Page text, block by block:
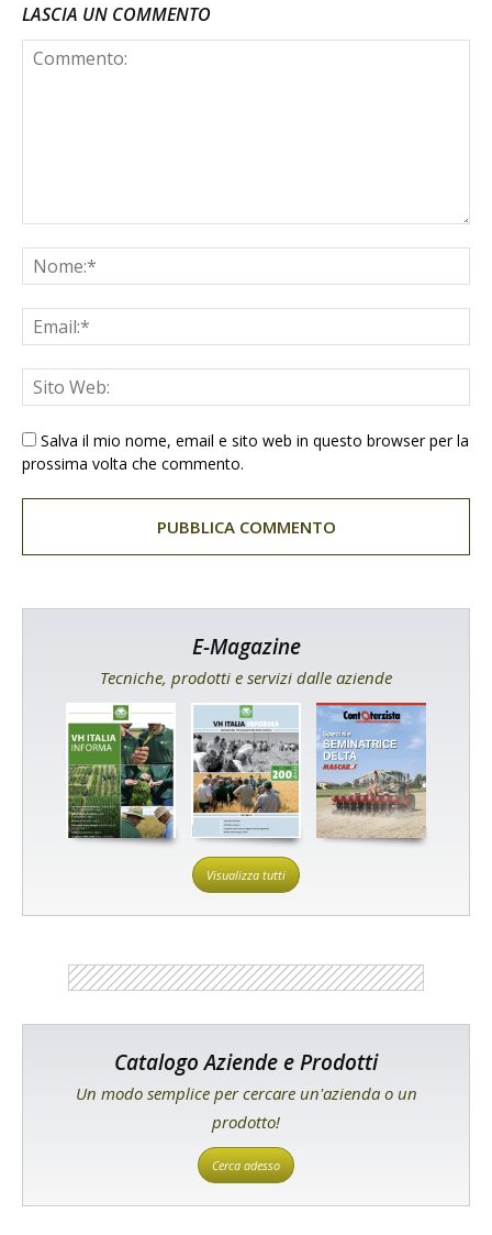
LASCIA UN COMMENTO
Salva il mio nome, email e sito web in questo browser per la
prossima volta che commento.
E-Magazine
Tecniche, prodotti e servizi dalle aziende
Visualizza tutti
Catalogo Aziende e Prodotti
Un modo semplice per cercare un'azienda o un
prodotto!
Cerca adesso